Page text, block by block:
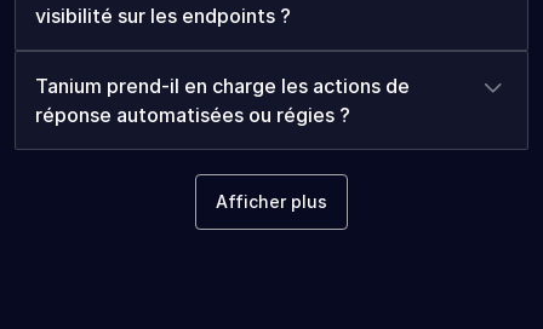
visibilité sur les endpoints ?
Tanium prend-il en charge les actions de
réponse automatisées ou régies ?
Afficher plus